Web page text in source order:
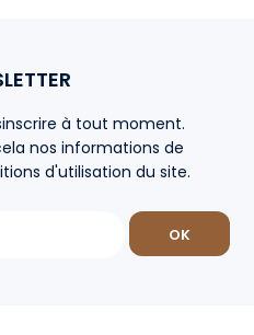
à tout moment.
nos informations de
d'utilisation du site.